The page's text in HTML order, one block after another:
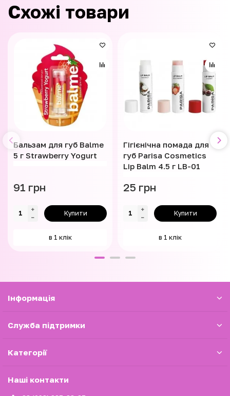
Схожі товари
Бальзам для губ Balme
5 г Strawberry Yogurt
91 грн
Купити
в 1 клік
Гігієнічна помада для
губ Parisa Cosmetics
Lip Balm 4.5 г LB-01
25 грн
Купити
в 1 клік
Iнформація
Служба підтримки
Категорії
Наші контакти